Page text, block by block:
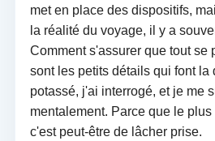
met en place des dispositifs,
la réalité du voyage, il y a
Comment s'assurer que tout se
sont les petits détails qui font la
potassé, j'ai interrogé, et je me
mentalement. Parce que le
c'est peut-être de lâcher prise.